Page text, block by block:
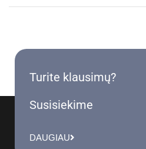
Turite klausimų?
Susisiekime
DAUGIAU